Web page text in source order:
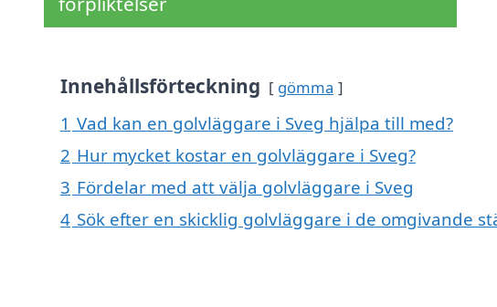
Innehållsförteckning gömma
1 Vad kan en golvläggare i Sveg hjälpa till med?
2 Hur mycket kostar en golvläggare i Sveg?
3 Fördelar med att välja golvläggare i Sveg
4 Sök efter en skicklig golvläggare i de omgivande